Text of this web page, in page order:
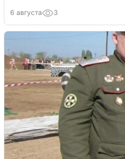
6 августа 3